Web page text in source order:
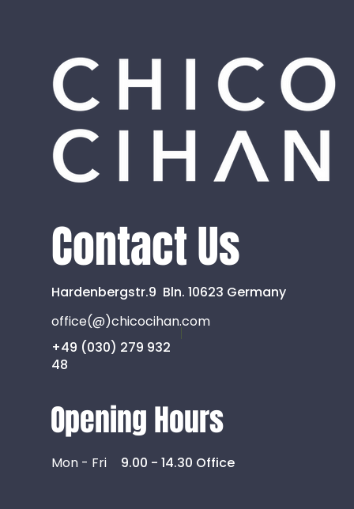
Pseudonymisierung ist die
Hinzuziehung zusätzlicher
diese zusätzlichen
die gewährleisten, dass die
g)
Verantwortlicher oder für die
andere Stelle, die allein
Auftragsverarbeiter ist eine
k)EINWILLIGUNG
Contact Us
Hardenbergstr.9 Bln. 10623 Germany
office(@)chicocihan.com
+49 (030) 279 932
48
Opening Hours
9.00 - 14.30 Office
Mon - Fri